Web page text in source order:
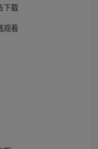
下载
观看